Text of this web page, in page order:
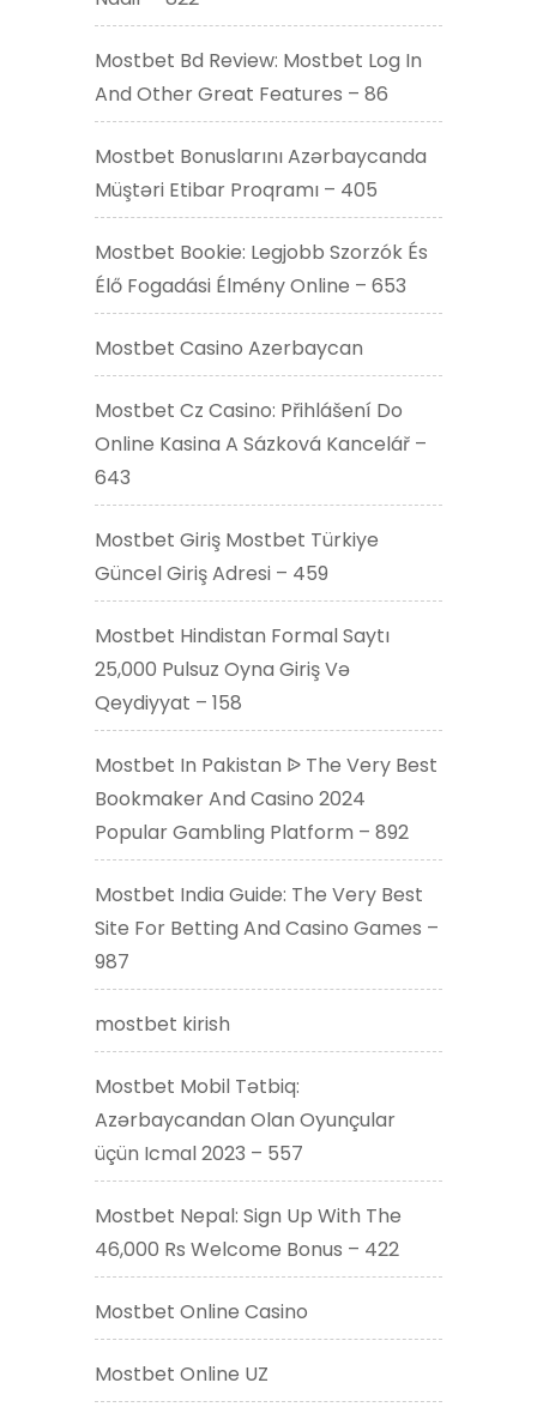
Mostbet Bd Review: Mostbet Log In
And Other Great Features – 86
Mostbet Bonuslarını Azərbaycanda
Müştəri Etibar Proqramı – 405
Mostbet Bookie: Legjobb Szorzók És
Élő Fogadási Élmény Online – 653
Mostbet Casino Azerbaycan
Mostbet Cz Casino: Přihlášení Do
Online Kasina A Sázková Kancelář –
643
Mostbet Giriş Mostbet Türkiye
Güncel Giriş Adresi – 459
Mostbet Hindistan Formal Saytı
25,000 Pulsuz Oyna Giriş Və
Qeydiyyat – 158
Mostbet In Pakistan ᐉ The Very Best
Bookmaker And Casino 2024
Popular Gambling Platform – 892
Mostbet India Guide: The Very Best
Site For Betting And Casino Games –
987
mostbet kirish
Mostbet Mobil Tətbiq:
Azərbaycandan Olan Oyunçular
üçün Icmal 2023 – 557
Mostbet Nepal: Sign Up With The
46,000 Rs Welcome Bonus – 422
Mostbet Online Casino
Mostbet Online UZ